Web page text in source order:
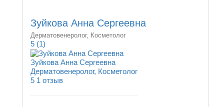
Зуйкова Анна Сергеевна
Дерматовенеролог, Косметолог
5 (1)
Зуйкова Анна Сергеевна
Дерматовенеролог, Косметолог
5 1 отзыв